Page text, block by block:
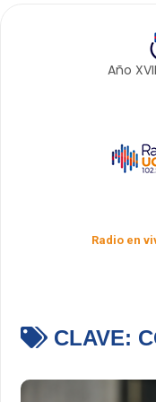
Año
Radio en
CLAVE: